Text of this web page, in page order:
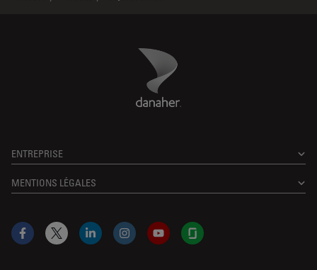
Danaher Logo
ENTREPRISE
MENTIONS LÉGALES
Facebook
X LinkedInInstagramYouTubeGlassdoor